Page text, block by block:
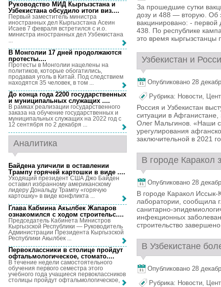
За прошедшие сутки
дозу и 488 — вторую. Об
вакцинировано: -
438. По республике
это время кыргызстанцы
Узбекистан и
Опубликовано 28
Рубрика: Новости,
Россия и Узбекистан
ситуации в
Олег Мальгинов. «Наши
урегулирования
заключительной в 2021
В городе Каракол
Опубликовано 28
В городе Каракол Иссык-
лаборатории, сообщила
санитарно-
инфекционных
строительство
В Узбекистане
Опубликовано 28
Рубрика: Новости,
Руководство МИД Кыргызстана и
Узбекистана обсудило итоги виз....
Первый заместитель министра
иностранных дел Кыргызстана Асеин
Исаев 7 февраля встретился с и.о.
министра иностранных дел Узбекистана
...
В Монголии 17 дней продолжаются
протесты....
Протесты в Монголии нацелены на
политиков, которые обогатились,
продавая уголь в Китай. Под следствием
находятся 35 человек, в том ...
До конца года 2200 государственных
и муниципальных служащих ....
В рамках реализации государственного
заказа на обучение государственных и
муниципальных служащих на 2022 год с
12 сентября по 2 декабря ...
Аналитика
Байдена уличили в оставлении
Трампу горячей картошки в виде ....
Уходящий президент США Джо Байден
оставил избранному американскому
лидеру Дональду Трампу «горячую
картошку» в виде конфликта ...
Глава Кабмина Акылбек Жапаров
ознакомился с ходом строительс....
Председатель Кабинета Министров
Кыргызской Республики — Руководитель
Администрации Президента Кыргызской
Республики Акылбек ...
Первоклассники в столице пройдут
офтальмологическое, стомато....
В течение недели самостоятельного
обучения первого семестра этого
учебного года учащиеся первоклассников
столицы пройдут офтальмологическое, ...